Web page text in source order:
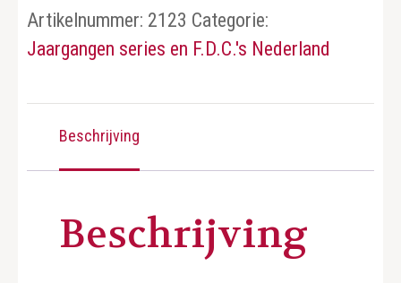
Artikelnummer: 2123 Categorie:
Jaargangen series en F.D.C.'s Nederland
Beschrijving
Beschrijving